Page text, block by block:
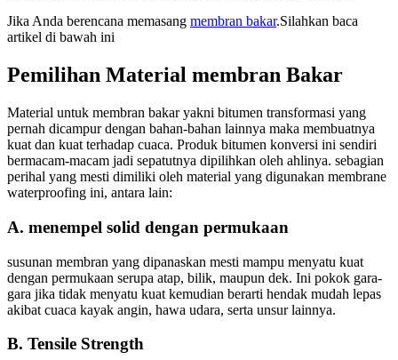
Jika Anda berencana memasang membran bakar.Silahkan baca
artikel di bawah ini
Pemilihan Material membran Bakar
Material untuk membran bakar yakni bitumen transformasi yang
pernah dicampur dengan bahan-bahan lainnya maka membuatnya
kuat dan kuat terhadap cuaca. Produk bitumen konversi ini sendiri
bermacam-macam jadi sepatutnya dipilihkan oleh ahlinya. sebagian
perihal yang mesti dimiliki oleh material yang digunakan membrane
waterproofing ini, antara lain:
A. menempel solid dengan permukaan
susunan membran yang dipanaskan mesti mampu menyatu kuat
dengan permukaan serupa atap, bilik, maupun dek. Ini pokok gara-
gara jika tidak menyatu kuat kemudian berarti hendak mudah lepas
akibat cuaca kayak angin, hawa udara, serta unsur lainnya.
B. Tensile Strength